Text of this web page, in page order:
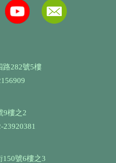
路282號5樓
9樓之2
23920381
150號6樓之3